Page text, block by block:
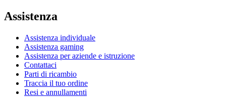
Assistenza
Assistenza individuale
Assistenza gaming
Assistenza per aziende e istruzione
Contattaci
Parti di ricambio
Traccia il tuo ordine
Resi e annullamenti